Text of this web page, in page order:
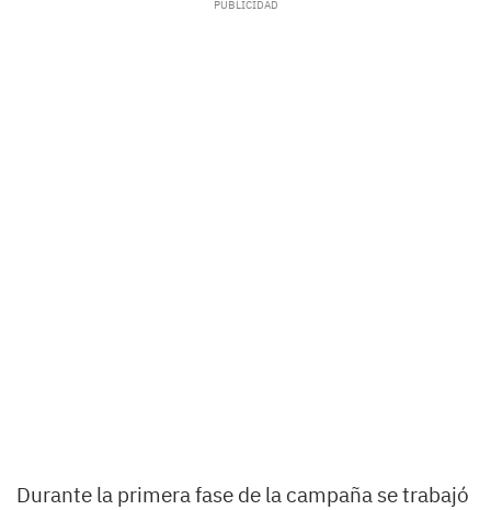
Durante la primera fase de la campaña se trabajó